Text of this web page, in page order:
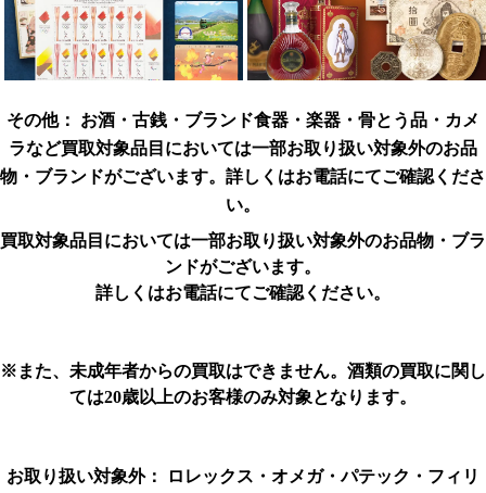
その他：
お酒・古銭・ブランド食器・楽器・骨とう品・カメ
ラなど買取対象品目においては一部お取り扱い対象外のお品
物・ブランドがございます。 詳しくはお電話にてご確認くださ
い。
買取対象品目においては一部お取り扱い対象外のお品物・ブラ
ンドがございます。
詳しくはお電話にてご確認ください。
※また、未成年者からの買取はできません。酒類の買取に関し
ては20歳以上のお客様のみ対象となります。
お取り扱い対象外：
ロレックス・オメガ・パテック・フィリ